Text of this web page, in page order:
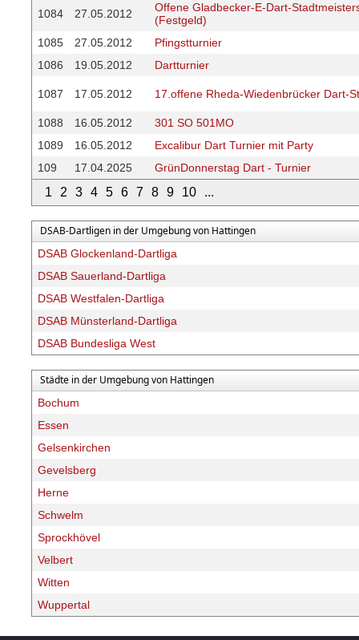
1 2 3 4 5 6 7 8 9 10 ...
1084 27.05.2012
Offene Gladbecker-E-Dart-
(Festgeld)
1085
27.05.2012
Pfingstturnier
1086
19.05.2012 Dartturnier
1087 17.05.2012 17.offene Rheda-Wiedenbrücker Dart-
1088 16.05.2012
301 SO 501MO
1089
16.05.2012
Excalibur Dart Turnier mit Party
109
17.04.2025 GrünDonnerstag Dart - Turnier
DSAB-Dartligen in der Umgebung von Hattingen
DSAB Glockenland-Dartliga
DSAB Sauerland-Dartliga
DSAB Westfalen-Dartliga
DSAB Münsterland-Dartliga
DSAB Bundesliga West
Städte in der Umgebung von Hattingen
Bochum
Essen
Gelsenkirchen
Gevelsberg
Herne
Schwelm
Sprockhövel
Velbert
Witten
Wuppertal